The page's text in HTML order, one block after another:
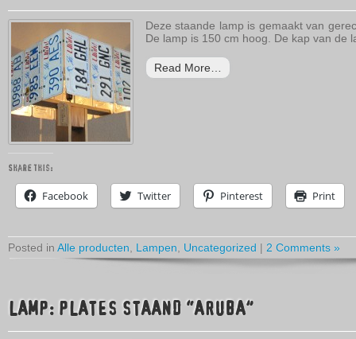
Deze staande lamp is gemaakt van
De lamp is 150 cm hoog. De kap van de
Read More…
Share this:
Facebook Twitter Pinterest Print
Posted in Alle producten Lampen Uncategorized | 2 Comments »
LAMP: PLATES STAAND “ARUBA”